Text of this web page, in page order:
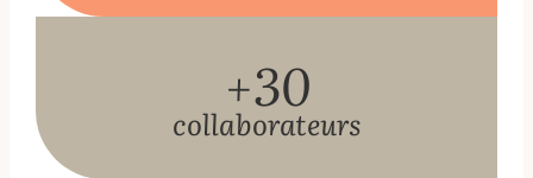
+30
collaborateurs